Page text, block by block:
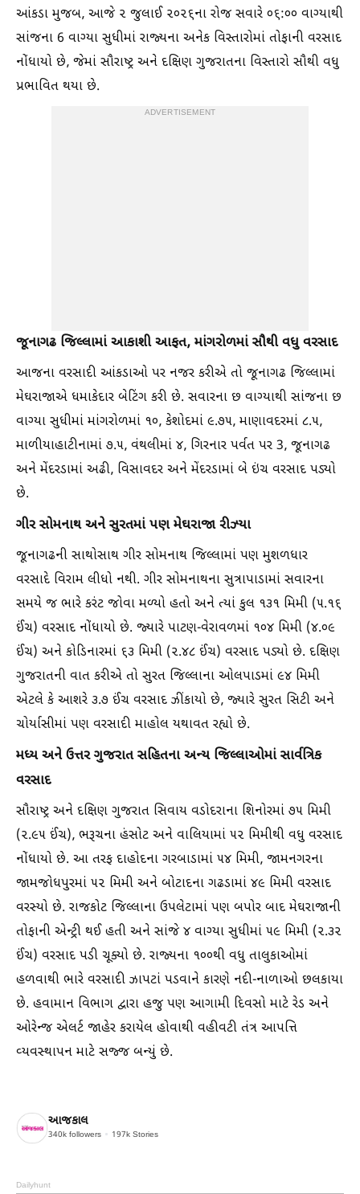
આંકડા મુજબ, આજે ૨ જુલાઈ ૨૦૨૬ના રોજ સવારે ૦૬:૦૦ વાગ્યાથી
સાંજના 6 વાગ્યા સુધીમાં રાજ્યના અનેક વિસ્તારોમાં તોફાની વરસાદ
નોંધાયો છે, જેમાં સૌરાષ્ટ્ર અને દક્ષિણ ગુજરાતના વિસ્તારો સૌથી વધુ
પ્રભાવિત થયા છે.
ADVERTISEMENT
જૂનાગઢ જિલ્લામાં આકાશી આફત, માંગરોળમાં સૌથી વધુ વરસાદ
આજના વરસાદી આંકડાઓ પર નજર કરીએ તો જૂનાગઢ જિલ્લામાં
મેઘરાજાએ ધમાકેદાર બેટિંગ કરી છે. સવારના છ વાગ્યાથી સાંજના છ
વાગ્યા સુધીમાં માંગરોળમાં ૧૦, કેશોદમાં ૯.૭૫, માણાવદરમાં ૮.૫,
માળીયાહાટીનામાં ૭.૫, વંથલીમાં ૪, ગિરનાર પર્વત પર 3, જૂનાગઢ
અને મેંદરડામાં અઢી, વિસાવદર અને મેંદરડામાં બે ઇંચ વરસાદ પડ્યો
છે.
ગીર સોમનાથ અને સુરતમાં પણ મેઘરાજા રીઝ્યા
જૂનાગઢની સાથોસાથ ગીર સોમનાથ જિલ્લામાં પણ મુશળધાર
વરસાદે વિરામ લીધો નથી. ગીર સોમનાથના સુત્રાપાડામાં સવારના
સમયે જ ભારે કરંટ જોવા મળ્યો હતો અને ત્યાં કુલ ૧૩૧ મિમી (૫.૧૬
ઈંચ) વરસાદ નોંધાયો છે. જ્યારે પાટણ-વેરાવળમાં ૧૦૪ મિમી (૪.૦૯
ઈંચ) અને કોડિનારમાં ૬૩ મિમી (૨.૪૮ ઈંચ) વરસાદ પડ્યો છે. દક્ષિણ
ગુજરાતની વાત કરીએ તો સુરત જિલ્લાના ઓલપાડમાં ૯૪ મિમી
એટલે કે આશરે ૩.૭ ઈંચ વરસાદ ઝીંકાયો છે, જ્યારે સુરત સિટી અને
ચોર્યાસીમાં પણ વરસાદી માહોલ યથાવત રહ્યો છે.
મધ્ય અને ઉત્તર ગુજરાત સહિતના અન્ય જિલ્લાઓમાં સાર્વત્રિક
વરસાદ
સૌરાષ્ટ્ર અને દક્ષિણ ગુજરાત સિવાય વડોદરાના શિનોરમાં ૭૫ મિમી
(૨.૯૫ ઈંચ), ભરૂચના હંસોટ અને વાલિયામાં ૫૨ મિમીથી વધુ વરસાદ
નોંધાયો છે. આ તરફ દાહોદના ગરબાડામાં ૫૪ મિમી, જામનગરના
જામજોધપુરમાં ૫૨ મિમી અને બોટાદના ગઢડામાં ૪૯ મિમી વરસાદ
વરસ્યો છે. રાજકોટ જિલ્લાના ઉપલેટામાં પણ બપોર બાદ મેઘરાજાની
તોફાની એન્ટ્રી થઈ હતી અને સાંજે ૪ વાગ્યા સુધીમાં ૫૯ મિમી (૨.૩૨
ઈંચ) વરસાદ પડી ચૂક્યો છે. રાજ્યના ૧૦૦થી વધુ તાલુકાઓમાં
હળવાથી ભારે વરસાદી ઝાપટાં પડવાને કારણે નદી-નાળાઓ છલકાયા
છે. હવામાન વિભાગ દ્વારા હજુ પણ આગામી દિવસો માટે રેડ અને
ઓરેન્જ એલર્ટ જાહેર કરાયેલ હોવાથી વહીવટી તંત્ર આપત્તિ
વ્યવસ્થાપન માટે સજ્જ બન્યું છે.
આજકાલ
340k followers 197k Stories
Dailyhunt